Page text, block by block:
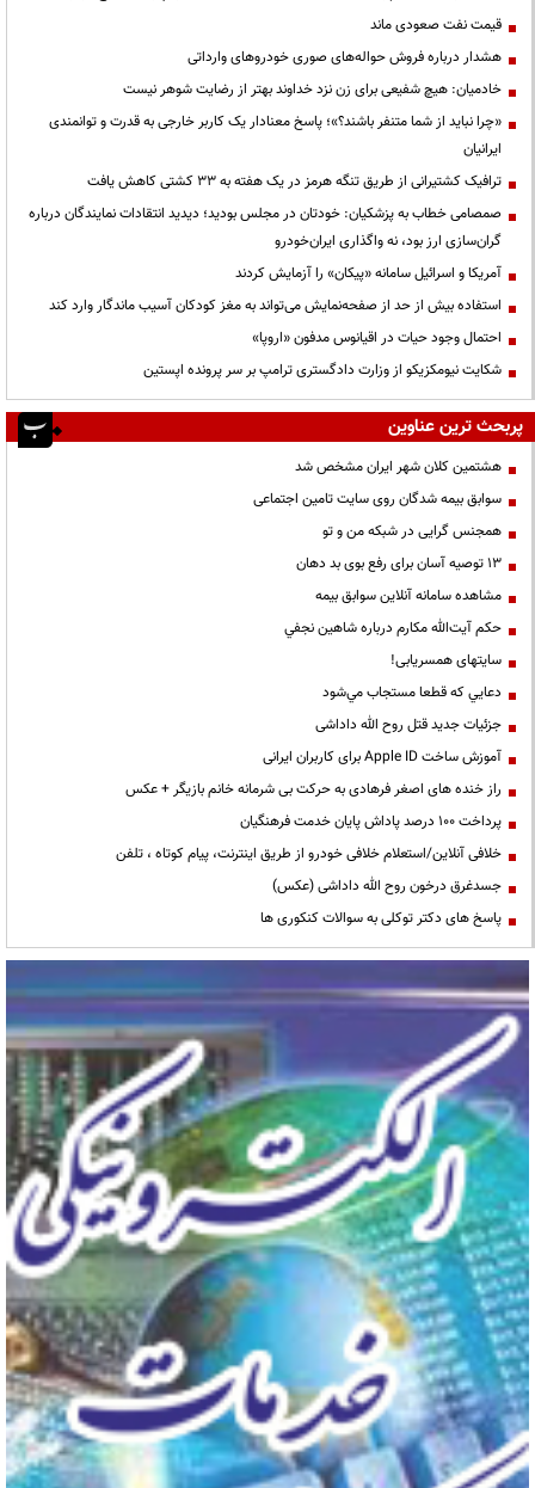
قیمت نفت صعودی ماند
هشدار درباره فروش حواله‌های صوری خودروهای وارداتی
خادمیان: هیچ شفیعی برای زن نزد خداوند بهتر از رضایت شوهر نیست
«چرا نباید از شما متنفر باشند؟»؛ پاسخ معنادار یک کاربر خارجی به قدرت و توانمندی
ایرانیان
ترافیک کشتیرانی از طریق تنگه هرمز در یک هفته به ۳۳ کشتی کاهش یافت
صمصامی خطاب به پزشکیان: خودتان در مجلس بودید؛ دیدید انتقادات نمایندگان درباره
گران‌سازی ارز بود، نه واگذاری ایران‌خودرو
آمریکا و اسرائیل سامانه «پیکان» را آزمایش کردند
استفاده بیش از حد از صفحه‌نمایش می‌تواند به مغز کودکان آسیب ماندگار وارد کند
احتمال وجود حیات در اقیانوس مدفون «اروپا»
شکایت نیومکزیکو از وزارت دادگستری ترامپ بر سر پرونده اپستین
پربحث ترین عناوین
هشتمین کلان شهر ایران مشخص شد
سوابق بیمه شدگان روی سایت تامین اجتماعی
همجنس گرایی در شبکه من و تو
13 توصیه آسان برای رفع بوی بد دهان
مشاهده سامانه آنلاين سوابق بیمه
حكم آيت‌الله مكارم درباره شاهين نجفي
سایتهای همسریابی!
دعايي كه قطعا مستجاب مي‌شود
جزئیات جدید قتل روح الله داداشی
آموزش ساخت Apple ID برای کاربران ایرانی
راز خنده های اصغر فرهادی به حرکت بی شرمانه خانم بازیگر + عکس
پرداخت ۱۰۰ درصد پاداش پایان خدمت فرهنگیان
خلافی آنلاین/استعلام خلافی خودرو از طریق اینترنت، پیام کوتاه ، تلفن
جسدغرق درخون روح الله داداشی (عکس)
پاسخ های دکتر توکلی به سوالات کنکوری ها